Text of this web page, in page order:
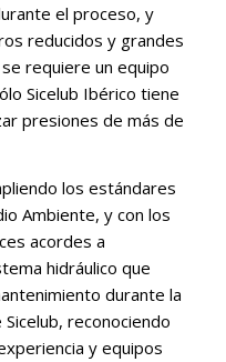
el proceso, y
reducidos y grandes
requiere un equipo
Sicelub Ibérico tiene
presiones de más de
los estándares
Ambiente, y con los
acordes a
hidráulico que
durante la
reconociendo
y equipos